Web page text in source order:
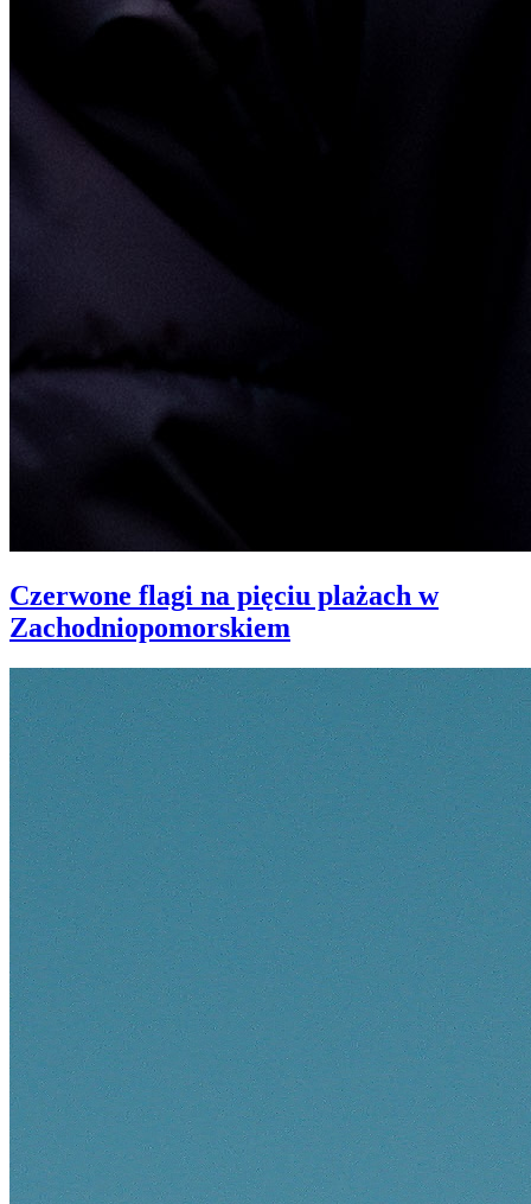
Czerwone flagi na pięciu plażach w
Zachodniopomorskiem